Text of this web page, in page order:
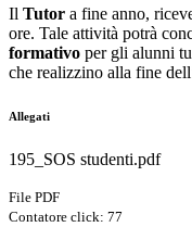
Il Tutor a fine anno,
ore. Tale attività potrà
formativo per gli alunni
che realizzino alla fine
Allegati
195_SOS studenti.pdf
File PDF
Contatore click: 77